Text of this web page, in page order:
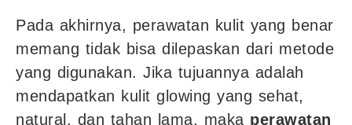
Pada akhirnya, perawatan kulit yang benar
memang tidak bisa dilepaskan dari metode
yang digunakan. Jika tujuannya adalah
mendapatkan kulit glowing yang sehat,
natural, dan tahan lama, maka perawatan